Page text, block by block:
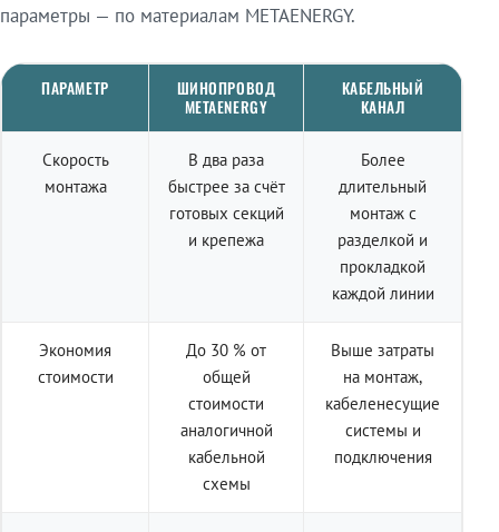
параметры — по материалам METAENERGY.
ПАРАМЕТР
ШИНОПРОВОД
METAENERGY
КАБЕЛЬНЫЙ
КАНАЛ
Скорость
монтажа
В два раза
быстрее за счёт
готовых секций
и крепежа
Более
длительный
монтаж с
разделкой и
прокладкой
каждой линии
Экономия
стоимости
До 30 % от
общей
стоимости
аналогичной
кабельной
схемы
Выше затраты
на монтаж,
кабеленесущие
системы и
подключения